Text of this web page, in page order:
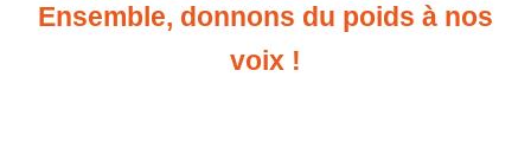
Ensemble, donnons du poids à nos
voix !